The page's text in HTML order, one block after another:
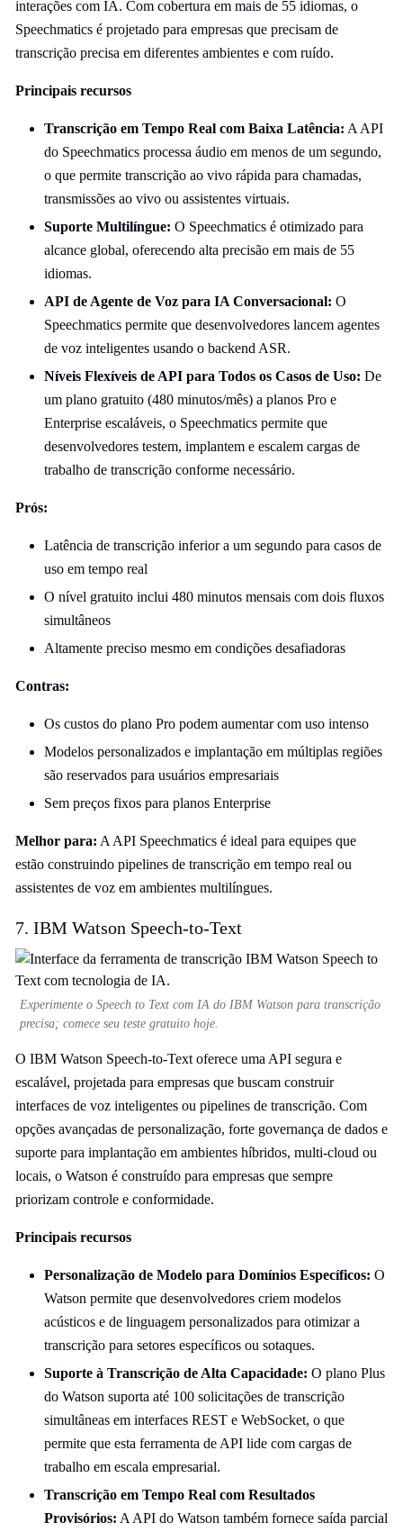
interações com IA. Com cobertura em mais de 55 idiomas, o
Speechmatics é projetado para empresas que precisam de
transcrição precisa em diferentes ambientes e com ruído.
Principais recursos
Transcrição em Tempo Real com Baixa Latência: A API
do Speechmatics processa áudio em menos de um segundo,
o que permite transcrição ao vivo rápida para chamadas,
transmissões ao vivo ou assistentes virtuais.
Suporte Multilíngue: O Speechmatics é otimizado para
alcance global, oferecendo alta precisão em mais de 55
idiomas.
API de Agente de Voz para IA Conversacional: O
Speechmatics permite que desenvolvedores lancem agentes
de voz inteligentes usando o backend ASR.
Níveis Flexíveis de API para Todos os Casos de Uso: De
um plano gratuito (480 minutos/mês) a planos Pro e
Enterprise escaláveis, o Speechmatics permite que
desenvolvedores testem, implantem e escalem cargas de
trabalho de transcrição conforme necessário.
Prós:
Latência de transcrição inferior a um segundo para casos de
uso em tempo real
O nível gratuito inclui 480 minutos mensais com dois fluxos
simultâneos
Altamente preciso mesmo em condições desafiadoras
Contras:
Os custos do plano Pro podem aumentar com uso intenso
Modelos personalizados e implantação em múltiplas regiões
são reservados para usuários empresariais
Sem preços fixos para planos Enterprise
Melhor para: A API Speechmatics é ideal para equipes que
estão construindo pipelines de transcrição em tempo real ou
assistentes de voz em ambientes multilíngues.
7. IBM Watson Speech-to-Text
Experimente o Speech to Text com IA do IBM Watson para transcrição
precisa; comece seu teste gratuito hoje.
O IBM Watson Speech-to-Text oferece uma API segura e
escalável, projetada para empresas que buscam construir
interfaces de voz inteligentes ou pipelines de transcrição. Com
opções avançadas de personalização, forte governança de dados e
suporte para implantação em ambientes híbridos, multi-cloud ou
locais, o Watson é construído para empresas que sempre
priorizam controle e conformidade.
Principais recursos
Personalização de Modelo para Domínios Específicos: O
Watson permite que desenvolvedores criem modelos
acústicos e de linguagem personalizados para otimizar a
transcrição para setores específicos ou sotaques.
Suporte à Transcrição de Alta Capacidade: O plano Plus
do Watson suporta até 100 solicitações de transcrição
simultâneas em interfaces REST e WebSocket, o que
permite que esta ferramenta de API lide com cargas de
trabalho em escala empresarial.
Transcrição em Tempo Real com Resultados
Provisórios: A API do Watson também fornece saída parcial